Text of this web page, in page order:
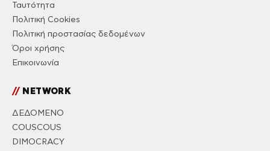
Ταυτότητα
Πολιτική Cookies
Πολιτική προστασίας δεδομένων
Όροι χρήσης
Επικοινωνία
//NETWORK
ΔΕΔΟΜΕΝΟ
COUSCOUS
DIMOCRACY